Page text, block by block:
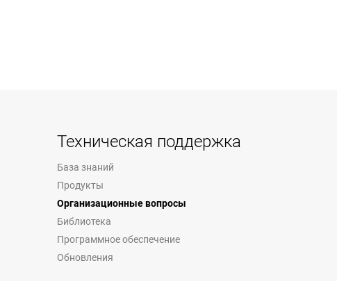
Техническая поддержка
База знаний
Продукты
Организационные вопросы
Библиотека
Программное обеспечение
Обновления